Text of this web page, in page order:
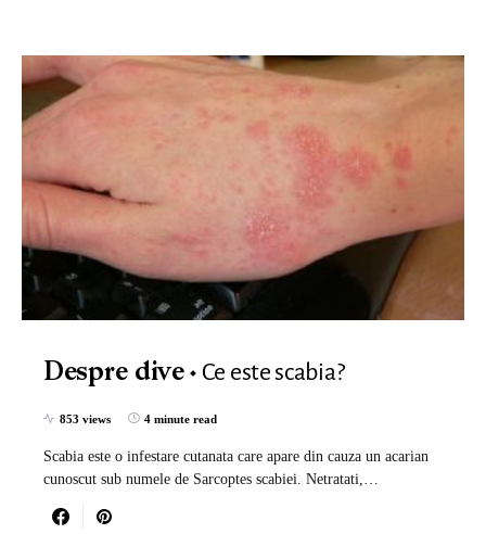
Despre dive Ce este scabia?
853 views 4 minute read
Scabia este o infestare cutanata care apare din cauza un acarian
cunoscut sub numele de Sarcoptes scabiei. Netratati,…